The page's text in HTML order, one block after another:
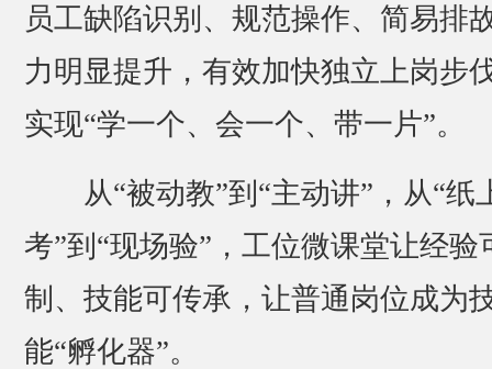
员工缺陷识别、规范操作、简易排
力明显提升，有效加快独立上岗步
实现“学一个、会一个、带一片”。
从“被动教”到“主动讲”，从“纸
考”到“现场验”，工位微课堂让经验
制、技能可传承，让普通岗位成为
能“孵化器”。